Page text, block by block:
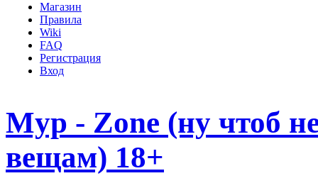
Магазин
Правила
Wiki
FAQ
Регистрация
Вход
Myp - Zone (ну чтоб
вещам) 18+